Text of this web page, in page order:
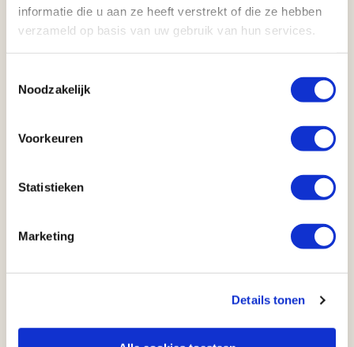
informatie die u aan ze heeft verstrekt of die ze hebben
verzameld op basis van uw gebruik van hun services.
Noodzakelijk
Voorkeuren
Statistieken
Marketing
Details tonen
Voorbeeld: boekt u op 1 oktober 2026een reis met
vertrek op 1 november 2027, dan ontvangt u€ 300,-
Anderen bekeken ook